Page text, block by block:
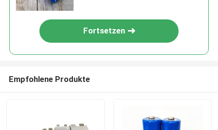
Fortsetzen
Empfohlene Produkte